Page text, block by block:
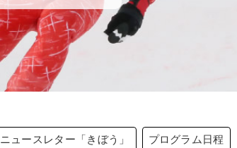
ニュースレター「きぼう」 プログラム日程